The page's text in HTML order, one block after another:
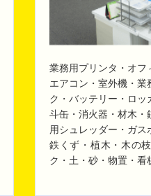
業務用プリンタ・オ
エアコン・室外機・
ク・バッテリー・ロ
斗缶・消火器・材木
用シュレッダー・ガス
鉄くず・植木・木の
ク・土・砂・物置・看